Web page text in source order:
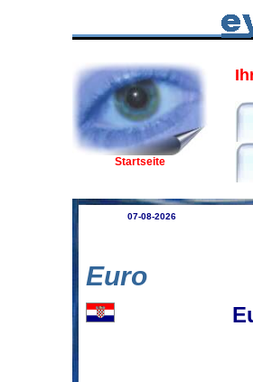
Startseite
07-08-2026
Euro